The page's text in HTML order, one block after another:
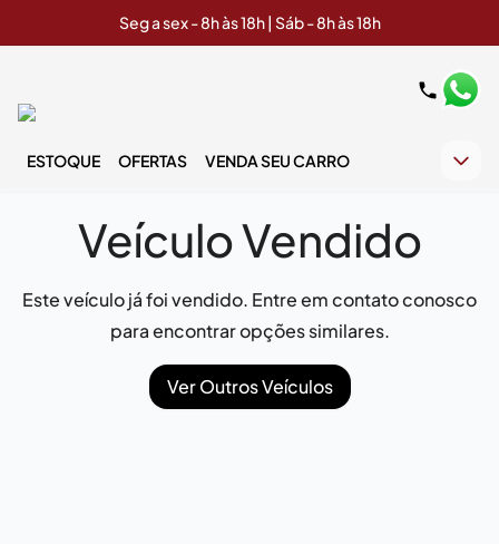
Seg a sex - 8h às 18h | Sáb - 8h às 18h
ESTOQUE OFERTAS VENDA SEU CARRO
Veículo Vendido
Este veículo já foi vendido. Entre em contato conosco
para encontrar opções similares.
Ver Outros Veículos